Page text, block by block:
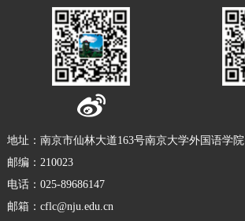
地址：南京市仙林大道163号南京大学外国语学院
邮编：210023
电话：025-89686147
邮箱：cflc@nju.edu.cn